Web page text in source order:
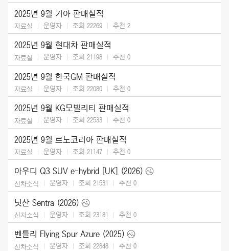
2025년 9월 기아 판매실적
자료실 운영자 조회 22269 추천 2
2025년 9월 현대차 판매실적
자료실 운영자 조회 21198 추천 0
2025년 9월 한국GM 판매실적
자료실 운영자 조회 22080 추천 0
2025년 9월 KG모빌리티 판매실적
자료실 운영자 조회 22533 추천 0
2025년 9월 르노코리아 판매실적
자료실 운영자 조회 21147 추천 0
아우디 Q3 SUV e-hybrid [UK] (2026)
신차소식 운영자 조회 21531 추천 0
닛산 Sentra (2026)
신차소식 운영자 조회 23181 추천 0
벤틀리 Flying Spur Azure (2025)
신차소식 운영자 조회 22848 추천 0